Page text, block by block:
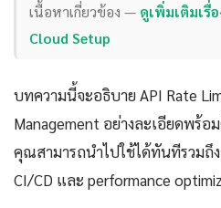
เนื้อหาเกี่ยวข้อง — ดูเพิ่มเติมเรื่
Cloud Setup
บทความนี้จะอธิบาย API Rate
Management อย่างละเอียดพร้อ
คุณสามารถนำไปใช้ได้ทันทีรวมถึ
CI/CD และ performance